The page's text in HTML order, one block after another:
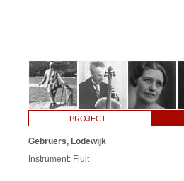
PROJECT
Gebruers, Lodewijk
Instrument: Fluit